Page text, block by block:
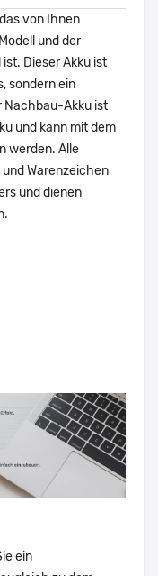
von Ihnen
und der
Dieser Akku ist
sondern ein
Nachbau-Akku ist
und kann mit dem
werden. Alle
Warenzeichen
und dienen
ein